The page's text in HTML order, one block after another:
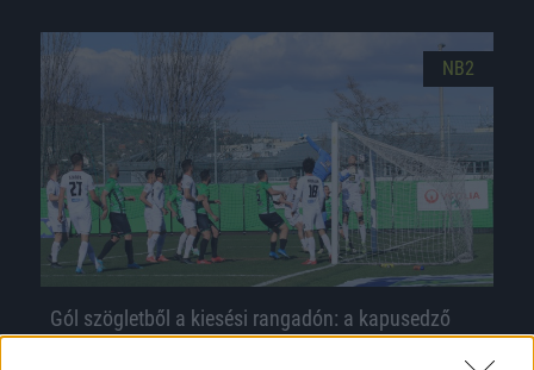
NB2
Gól szögletből a kiesési rangadón: a kapusedző
tanácsa